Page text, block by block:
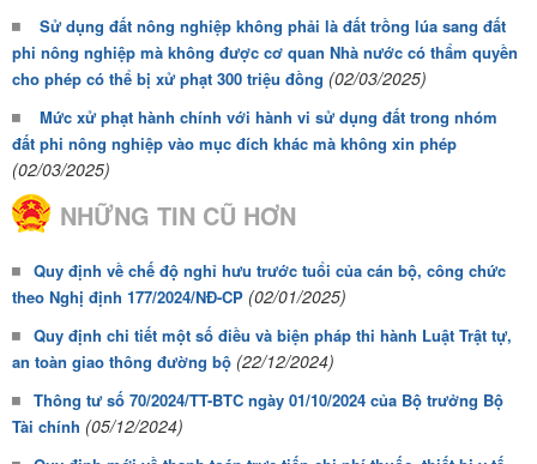
Sử dụng đất nông nghiệp không phải là đất trồng lúa sang đất
phi nông nghiệp mà không được cơ quan Nhà nước có thẩm quyền
cho phép có thể bị xử phạt 300 triệu đồng (02/03/2025)
Mức xử phạt hành chính với hành vi sử dụng đất trong nhóm
đất phi nông nghiệp vào mục đích khác mà không xin phép
(02/03/2025)
NHỮNG TIN CŨ HƠN
Quy định về chế độ nghỉ hưu trước tuổi của cán bộ, công chức
theo Nghị định 177/2024/NĐ-CP (02/01/2025)
Quy định chi tiết một số điều và biện pháp thi hành Luật Trật tự,
an toàn giao thông đường bộ (22/12/2024)
Thông tư số 70/2024/TT-BTC ngày 01/10/2024 của Bộ trưởng Bộ
Tài chính (05/12/2024)